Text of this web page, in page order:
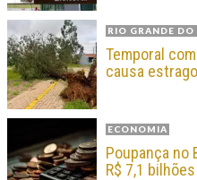
RIO GRANDE DO
Temporal
causa
ECONOMIA
Poupança no
R$ 7,1